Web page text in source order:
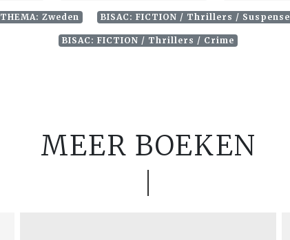
THEMA: Zweden BISAC: FICTION / Thrillers / Suspense
BISAC: FICTION / Thrillers / Crime
MEER BOEKEN